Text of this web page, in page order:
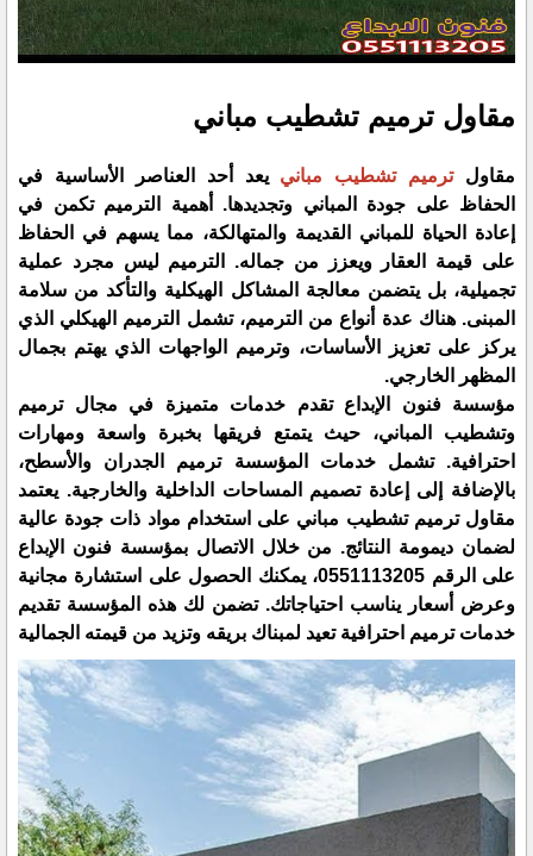
مقاول ترميم تشطيب مباني
مقاول ترميم تشطيب مباني يعد أحد العناصر الأساسية في
الحفاظ على جودة المباني وتجديدها. أهمية الترميم تكمن في
إعادة الحياة للمباني القديمة والمتهالكة، مما يسهم في الحفاظ
على قيمة العقار ويعزز من جماله. الترميم ليس مجرد عملية
تجميلية، بل يتضمن معالجة المشاكل الهيكلية والتأكد من سلامة
المبنى. هناك عدة أنواع من الترميم، تشمل الترميم الهيكلي الذي
يركز على تعزيز الأساسات، وترميم الواجهات الذي يهتم بجمال
المظهر الخارجي.
مؤسسة فنون الإبداع تقدم خدمات متميزة في مجال ترميم
وتشطيب المباني، حيث يتمتع فريقها بخبرة واسعة ومهارات
احترافية. تشمل خدمات المؤسسة ترميم الجدران والأسطح،
بالإضافة إلى إعادة تصميم المساحات الداخلية والخارجية. يعتمد
مقاول ترميم تشطيب مباني على استخدام مواد ذات جودة عالية
لضمان ديمومة النتائج. من خلال الاتصال بمؤسسة فنون الإبداع
على الرقم 0551113205، يمكنك الحصول على استشارة مجانية
وعرض أسعار يناسب احتياجاتك. تضمن لك هذه المؤسسة تقديم
خدمات ترميم احترافية تعيد لمبناك بريقه وتزيد من قيمته الجمالية